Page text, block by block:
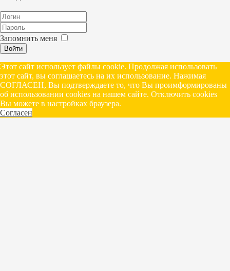
Запомнить меня
Войти
Этот сайт использует файлы cookie. Продолжая использовать
этот сайт, вы соглашаетесь на их использование. Нажимая
СОГЛАСЕН, Вы подтверждаете то, что Вы проимформированы
об использовании cookies на нашем сайте. Отключить cookies
Вы можете в настройках браузера.
Согласен